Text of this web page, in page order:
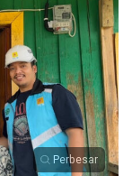
Perbesar